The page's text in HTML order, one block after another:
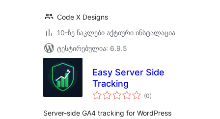
Code X Designs
10-ზე ნაკლები აქტიური ინსტალაცია
ტესტირებულია: 6.9.5
Easy Server Side
Tracking
(0საერთო
რეიტინგი
)
Server-side GA4 tracking for WordPress